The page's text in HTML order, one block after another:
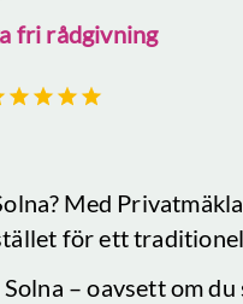
fri rådgivning
? Med
för ett
Solna – oavsett om